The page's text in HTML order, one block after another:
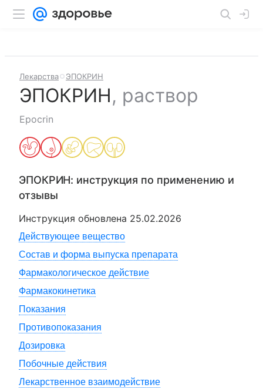
Лекарства ЭПОКРИН
ЭПОКРИН, раствор
Epocrin
ЭПОКРИН: инструкция по применению и
отзывы
Инструкция обновлена 25.02.2026
Действующее вещество
Состав и форма выпуска препарата
Фармакологическое действие
Фармакокинетика
Показания
Противопоказания
Дозировка
Побочные действия
Лекарственное взаимодействие